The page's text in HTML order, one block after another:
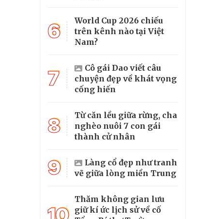
6
World Cup 2026 chiếu
trên kênh nào tại Việt
Nam?
7
Cô gái Dao viết câu
chuyện đẹp về khát vọng
cống hiến
8
Từ căn lều giữa rừng, cha
nghèo nuôi 7 con gái
thành cử nhân
9
Làng cổ đẹp như tranh
vẽ giữa lòng miền Trung
Thăm không gian lưu
giữ kí ức lịch sử về cố